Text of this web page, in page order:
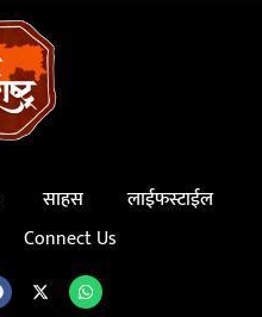
साहस
लाईफस्टाईल
Connect Us